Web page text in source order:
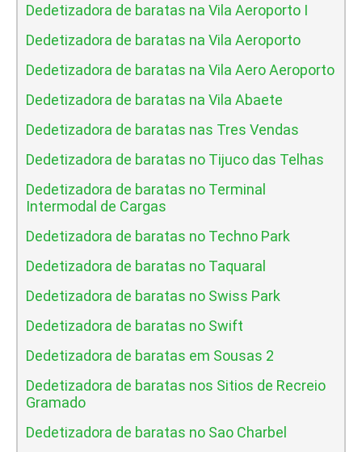
Dedetizadora de baratas na Vila Aeroporto I
Dedetizadora de baratas na Vila Aeroporto
Dedetizadora de baratas na Vila Aero Aeroporto
Dedetizadora de baratas na Vila Abaete
Dedetizadora de baratas nas Tres Vendas
Dedetizadora de baratas no Tijuco das Telhas
Dedetizadora de baratas no Terminal
Intermodal de Cargas
Dedetizadora de baratas no Techno Park
Dedetizadora de baratas no Taquaral
Dedetizadora de baratas no Swiss Park
Dedetizadora de baratas no Swift
Dedetizadora de baratas em Sousas 2
Dedetizadora de baratas nos Sitios de Recreio
Gramado
Dedetizadora de baratas no Sao Charbel